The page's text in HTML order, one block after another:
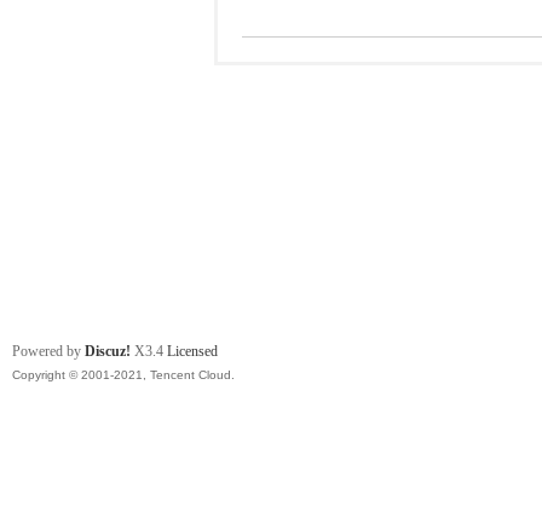
Powered by Discuz! X3.4 Licensed
Copyright © 2001-2021, Tencent Cloud.